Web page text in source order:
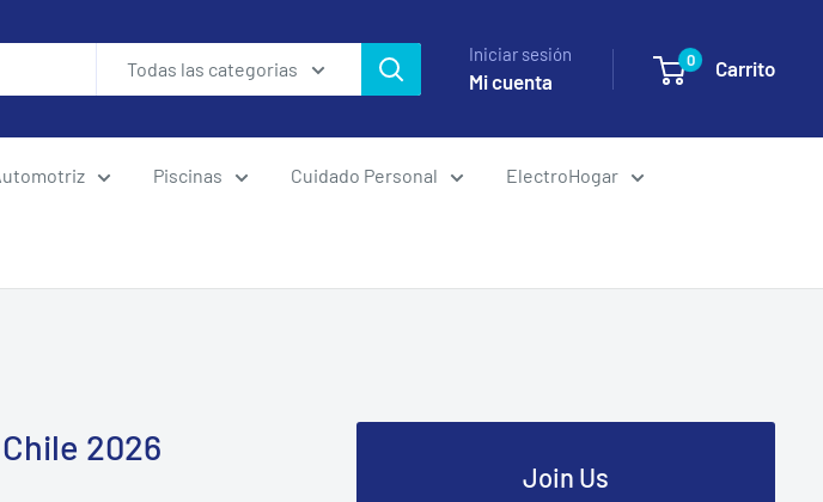
Todas las categorias
Iniciar sesión
Mi cuenta
0 Carrito
Piscinas Cuidado Personal ElectroHogar
2026
Join Us